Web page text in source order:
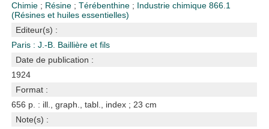
Chimie ; Résine ;Térébenthine ; Industrie chimique866.1
(Résines et huiles essentielles)
Editeur(s) :
Paris : J.-B. Baillière et fils
Date de publication :
1924
Format :
656 p. : ill., graph., tabl., index ; 23 cm
Note(s) :